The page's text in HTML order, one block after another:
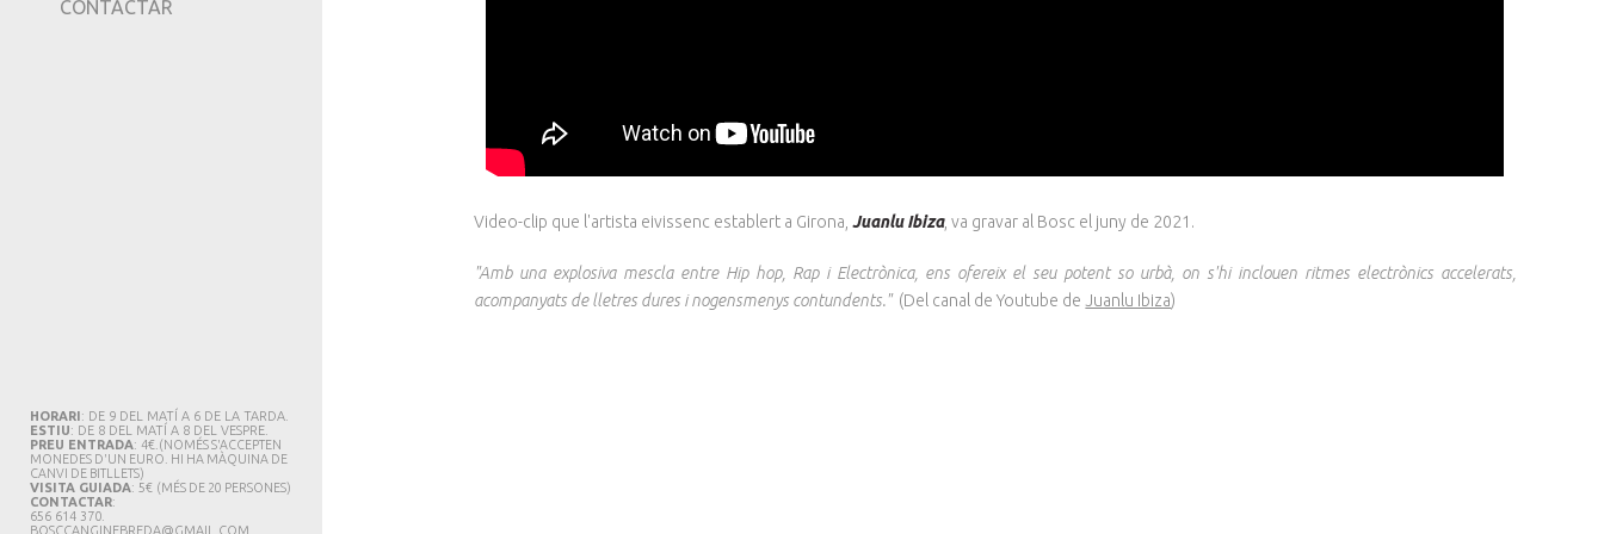
CONTACTAR
HORARI: DE 9 DEL MATÍ A 6 DE LA TARDA.
ESTIU: DE 8 DEL MATÍ A 8 DEL VESPRE.
PREU ENTRADA: 4€. (NOMÉS S'ACCEPTEN
MONEDES D'UN EURO. HI HA MÀQUINA DE
CANVI DE BITLLETS)
VISITA GUIADA: 5€ (MÉS DE 20 PERSONES)
CONTACTAR:
656 614 370.
BOSCCANGINEBREDA@GMAIL.COM
Video-clip que l'artista eivissenc establert a Girona,Juanlu Ibiza, va gravar al Bosc el juny de 2021.
"Amb una explosiva mescla entre Hip hop, Rap i Electrònica, ens ofereix el seu potent so urbà, on s'hi inclouen ritmes electrònics accelerats,
acompanyats de lletres dures i nogensmenys contundents." (Del canal de Youtube de Juanlu Ibiza)